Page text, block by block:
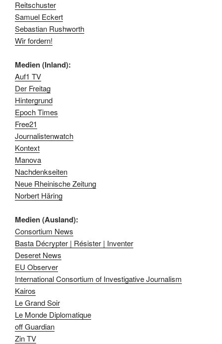
Reitschuster
Samuel Eckert
Sebastian Rushworth
Wir fordern!
Medien (Inland):
Auf1 TV
Der Freitag
Hintergrund
Epoch Times
Free21
Journalistenwatch
Kontext
Manova
Nachdenkseiten
Neue Rheinische Zeitung
Norbert Häring
Medien (Ausland):
Consortium News
Basta Décrypter | Résister | Inventer
Deseret News
EU Observer
International Consortium of Investigative Journalism
Kairos
Le Grand Soir
Le Monde Diplomatique
off Guardian
Zin TV